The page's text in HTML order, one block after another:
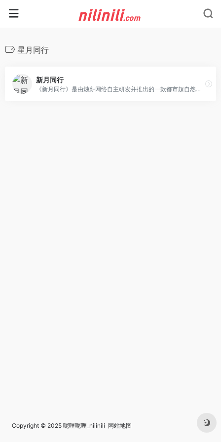
星月同行
新月同行
《新月同行》是由烛薪网络自主研发并推出的一款都市超自然题材横版探索回合制策略游戏。不可知之物需遭禁锢。超管局致力于对抗、收管会带来异常灾害的各类超实体。你作为超管局前特战组长，从神秘电话间醒来，被剥夺了身份和记忆。在同伴的协助下，你在沿海都市南廷的街头巷尾探寻。在势力纠葛之中，现实与异常之间，你将找寻记忆、对抗超实体，带领同伴破开前行的路。
Copyright © 2025 呢哩呢哩_nilinili 网站地图